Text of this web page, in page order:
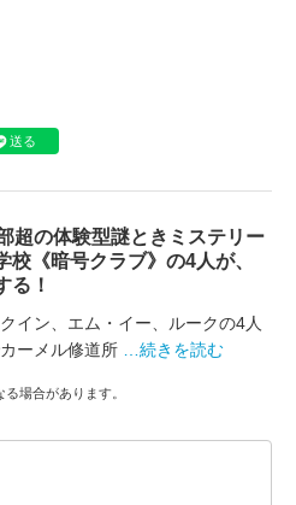
送る
の体験型謎ときミステリー
《暗号クラブ》の4人が、
る！
イン、エム・イー、ルークの4人
ーメル修道所
…続きを読む
場合があります。